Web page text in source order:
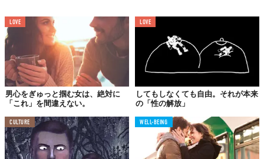
解決策は、ただひとつ。片思いの相手に、思い切って近づいてみ
ましょう。そのとき、完璧だと思っていたその人にも、ところど
ころ不愉快な部分があることに気付くでしょう。
初対面ならばそれほど気にならなかったであろう部分も、自分の
妄想が膨らんでいるせいで大きなギャップとして見え、勝手に相
手に失望してしまうこともあるかもしれません。
突きつけられる現実に、耐えられなくなることもあるでしょう。
しかしこれは、恋を終わらせるにしても、発展させるにしても、
LOVE
男心をぎゅっと掴む女は、絶対に
「これ」を間違えない。
LOVE
してもしなくても自由。それが本来
の「性の解放」
CULTURE WELL-BEING